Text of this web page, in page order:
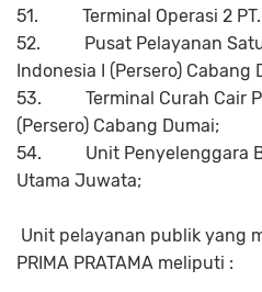
51.
Terminal Operasi 2
52.
Pusat Pelayanan
Indonesia I (Persero) Cabang
53.
Terminal Curah Cair
(Persero) Cabang Dumai;
54.
Unit Penyelenggara
Utama Juwata;
Unit pelayanan publik yang
PRIMA PRATAMA meliputi :